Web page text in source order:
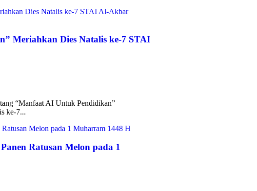
Meriahkan Dies Natalis ke-7 STAI
“Manfaat AI Untuk Pendidikan”
ke-7...
Ratusan Melon pada 1